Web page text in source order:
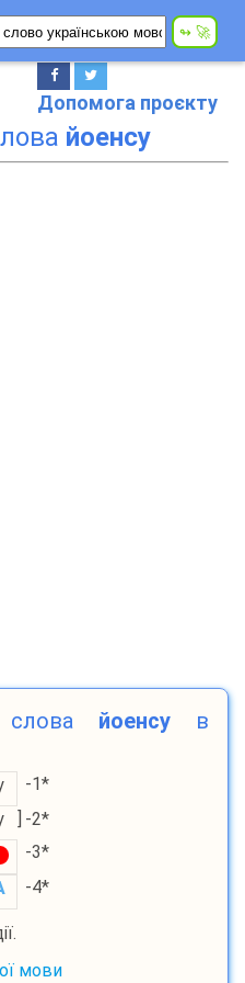
Допомога проєкту
йоенсу
йоенсув
-1*
] -2*
-3*
-4*
мови